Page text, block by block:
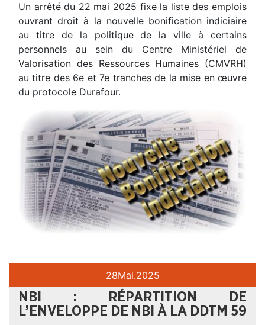
Un arrêté du 22 mai 2025 fixe la liste des emplois
ouvrant droit à la nouvelle bonification indiciaire
au titre de la politique de la ville à certains
personnels au sein du Centre Ministériel de
Valorisation des Ressources Humaines (CMVRH)
au titre des 6e et 7e tranches de la mise en œuvre
du protocole Durafour.
28Mai.2025
NBI : RÉPARTITION DE
L’ENVELOPPE DE NBI À LA DDTM 59